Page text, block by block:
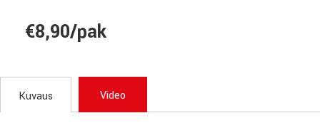
€8,90/pak
Kuvaus Video